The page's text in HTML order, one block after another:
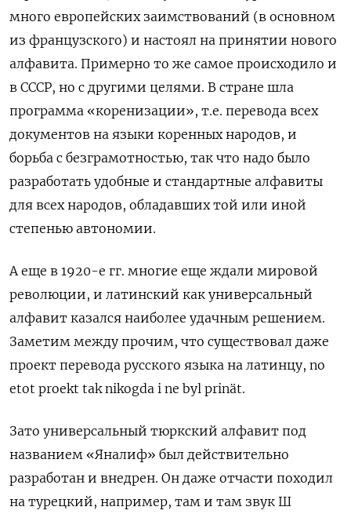
много европейских заимствований (в основном
из французского) и настоял на принятии нового
алфавита. Примерно то же самое происходило и
в СССР, но с другими целями. В стране шла
программа «коренизации», т.е. перевода всех
документов на языки коренных народов, и
борьба с безграмотностью, так что надо было
разработать удобные и стандартные алфавиты
для всех народов, обладавших той или иной
степенью автономии.
А еще в 1920-е гг. многие еще ждали мировой
революции, и латинский как универсальный
алфавит казался наиболее удачным решением.
Заметим между прочим, что существовал даже
проект перевода русского языка на латинцу, no
etot proekt tak nikogda i ne byl prinät.
Зато универсальный тюркский алфавит под
названием «Яналиф» был действительно
разработан и внедрен. Он даже отчасти походил
на турецкий, например, там и там звук Ш